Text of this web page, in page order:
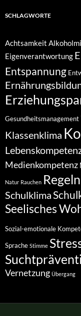
SCHLAGWORTE
Achtsamkeit
Eigenverantwortung
Entspannung
Gesundheitsmanagement
Klassenklima
Medienkompetenz
Natur Rauchen Regeln
Schulklima
Seelisches
Sozial-emotionale
Sprache Stimme
Vernetzung Übergang